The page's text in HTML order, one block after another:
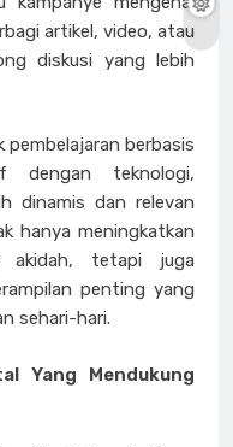
artikel, video, atau
diskusi yang lebih
berbasis
dengan teknologi,
dinamis dan relevan
hanya meningkatkan
akidah, tetapi juga
penting yang
sehari-hari.
Yang Mendukung